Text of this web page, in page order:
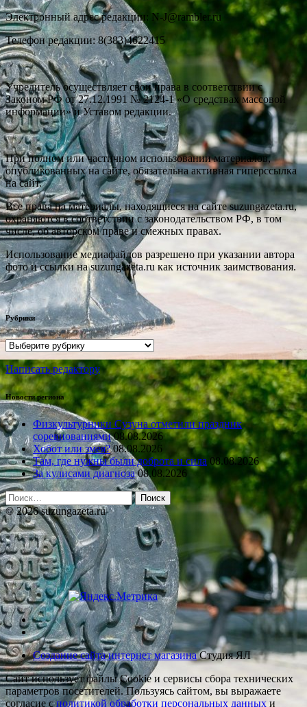
Электронный адрес редакции: N-J@rambler.ru
Телефон редакции: 8(383)4622415
Учредитель осуществляет свои права в соответствии с
Законом РФ от 27.12.1991 № 2124-1 «О средствах массовой
информации» и Уставом редакции.
При полном или частичном использовании материалов,
опубликованных на сайте, обязательна активная гиперссылка
на сайт.
Все права на материалы, находящиеся на сайте suzungazeta.ru,
охраняются в соответствии с законодательством РФ, в том
числе, об авторском праве и смежных правах.
Использование медиафайлов разрешено при указании автора
фото и ссылки на suzungazeta.ru как источник заимствования.
Рубрики
Рубрики
Написать редактору
Новости региона
Физкультурники Сузуна отметили праздник
соревнованиями 08.08.2026
Хобот или змея? 08.08.2026
Там, где нужны были доброта и сила 08.08.2026
За кулисами диагноза 08.08.2026
Найти:
© 2026 suzungazeta.ru
Создание сайта интернет магазинаСтудия ЯЛ
Сайт использует файлы Cookie и сервисы сбора технических
параметров посетителей. Пользуясь сайтом, вы выражаете
согласие сполитикой обработки персональных данных и